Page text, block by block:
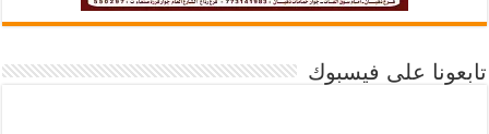
تابعونا على فيسبوك